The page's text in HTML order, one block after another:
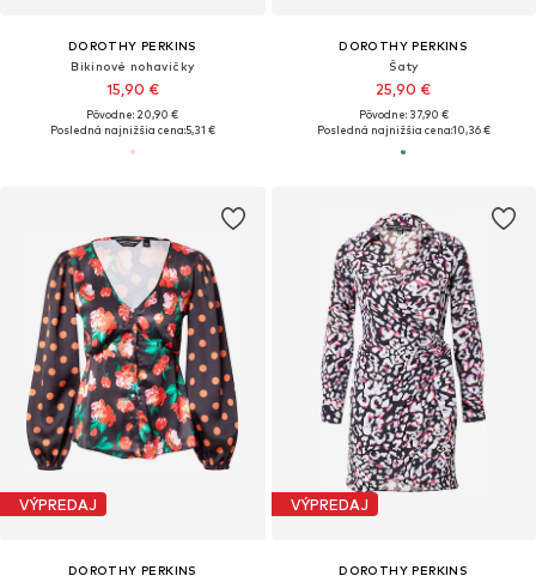
DOROTHY PERKINS
Bikinové nohavičky
15,90 €
Pôvodne: 20,90 €
Posledná najnižšia cena:5,31 €
DOROTHY PERKINS
Šaty
25,90 €
Pôvodne: 37,90 €
Posledná najnižšia cena:10,36 €
VÝPREDAJ
DOROTHY PERKINS
VÝPREDAJ
DOROTHY PERKINS